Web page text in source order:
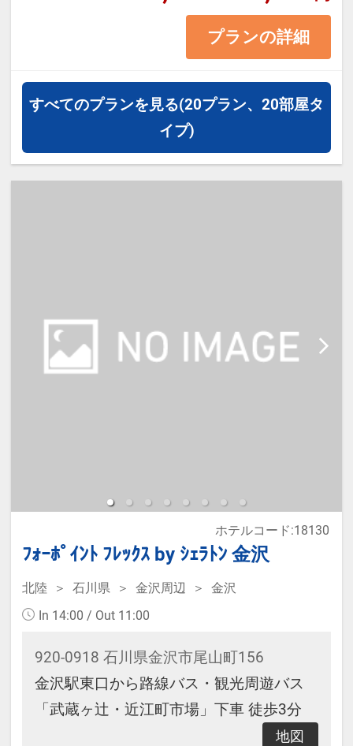
※1ベッドです。2名様で1室をご予
約の場合、おふたりでベッド1台を
【宿泊施設における「こども・添い
寝」について】
※2名様で利用の場合は添い寝不可
です。
代金が変動するため、閲覧時と予約
時で価格が異なる場合があります。
あらかじめご了承ください。
・ウェルカムサービス 14：00～
ス
14：
00～19：00 ウェルカムアルコール
プランの詳細
すべてのプランを見る(20プラン、20部屋タ
イプ)
ﾌｫｰﾎﾟｲﾝﾄ ﾌﾚｯｸｽ by ｼｪﾗﾄﾝ 金沢
ホテルコード:18130
北陸 石川県 金沢周辺
金沢
In 14:00 / Out 11:00
920-0918 石川県金沢市尾山町156
金沢駅東口から路線バス・観光周遊バス
「武蔵ヶ辻・近江町市場」下車 徒歩3分
地図